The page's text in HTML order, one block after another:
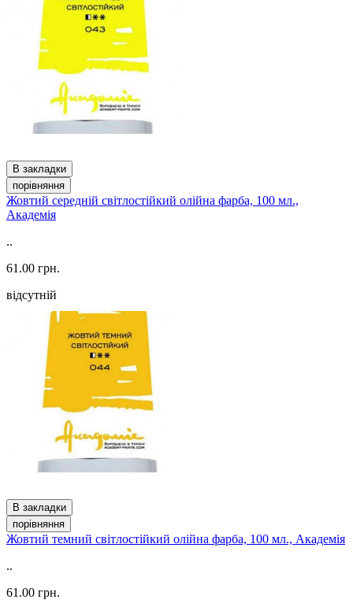
В закладки
порівняння
Жовтий середній світлостійкий олійна фарба, 100 мл.,
Академія
..
61.00 грн.
відсутній
В закладки
порівняння
Жовтий темний світлостійкий олійна фарба, 100 мл., Академія
..
61.00 грн.